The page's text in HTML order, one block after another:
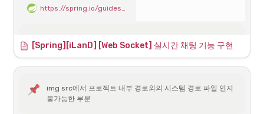
전반적으로 코드가 복잡해지긴한다. 로그인시 생성되는 클라이언트 쿠
chatting.html
browser and the server over
a WebSocket
https://spring.io/guides/gs/messaging-stomp-websocket/
[Spring][iLanD] [Web Socket] 실시간 채팅 기능 구현
img src에서 프로젝트 내부 경로외의 시스템 경로 파일 인지
불가능한 부분